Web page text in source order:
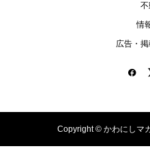
情
広告・
Copyright ©かわにしマ